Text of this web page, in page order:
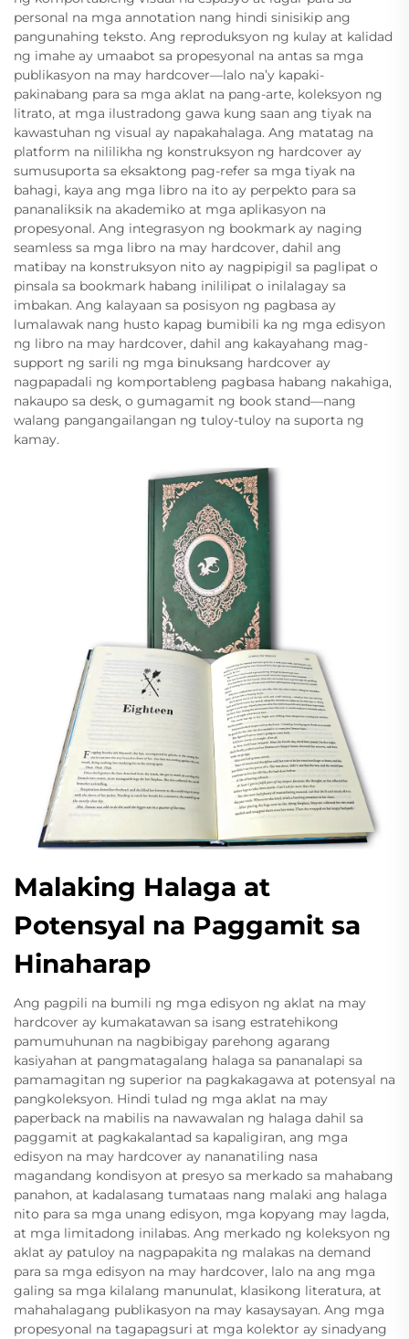
personal na mga annotation nang hindi sinisikip ang
pangunahing teksto. Ang reproduksyon ng kulay at kalidad
ng imahe ay umaabot sa propesyonal na antas sa mga
publikasyon na may hardcover—lalo na’y kapaki-
pakinabang para sa mga aklat na pang-arte, koleksyon ng
litrato, at mga ilustradong gawa kung saan ang tiyak na
kawastuhan ng visual ay napakahalaga. Ang matatag na
platform na nililikha ng konstruksyon ng hardcover ay
sumusuporta sa eksaktong pag-refer sa mga tiyak na
bahagi, kaya ang mga libro na ito ay perpekto para sa
pananaliksik na akademiko at mga aplikasyon na
propesyonal. Ang integrasyon ng bookmark ay naging
seamless sa mga libro na may hardcover, dahil ang
matibay na konstruksyon nito ay nagpipigil sa paglipat o
pinsala sa bookmark habang inililipat o inilalagay sa
imbakan. Ang kalayaan sa posisyon ng pagbasa ay
lumalawak nang husto kapag bumibili ka ng mga edisyon
ng libro na may hardcover, dahil ang kakayahang mag-
support ng sarili ng mga binuksang hardcover ay
nagpapadali ng komportableng pagbasa habang nakahiga,
nakaupo sa desk, o gumagamit ng book stand—nang
walang pangangailangan ng tuloy-tuloy na suporta ng
kamay.
Malaking Halaga at
Potensyal na Paggamit sa
Hinaharap
Ang pagpili na bumili ng mga edisyon ng aklat na may
hardcover ay kumakatawan sa isang estratehikong
pamumuhunan na nagbibigay parehong agarang
kasiyahan at pangmatagalang halaga sa pananalapi sa
pamamagitan ng superior na pagkakagawa at potensyal na
pangkoleksyon. Hindi tulad ng mga aklat na may
paperback na mabilis na nawawalan ng halaga dahil sa
paggamit at pagkakalantad sa kapaligiran, ang mga
edisyon na may hardcover ay nananatiling nasa
magandang kondisyon at presyo sa merkado sa mahabang
panahon, at kadalasang tumataas nang malaki ang halaga
nito para sa mga unang edisyon, mga kopyang may lagda,
at mga limitadong inilabas. Ang merkado ng koleksyon ng
aklat ay patuloy na nagpapakita ng malakas na demand
para sa mga edisyon na may hardcover, lalo na ang mga
galing sa mga kilalang manunulat, klasikong literatura, at
mahahalagang publikasyon na may kasaysayan. Ang mga
propesyonal na tagapagsuri at mga kolektor ay sinadyang